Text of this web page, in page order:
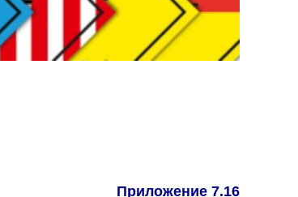
Приложение 7.16